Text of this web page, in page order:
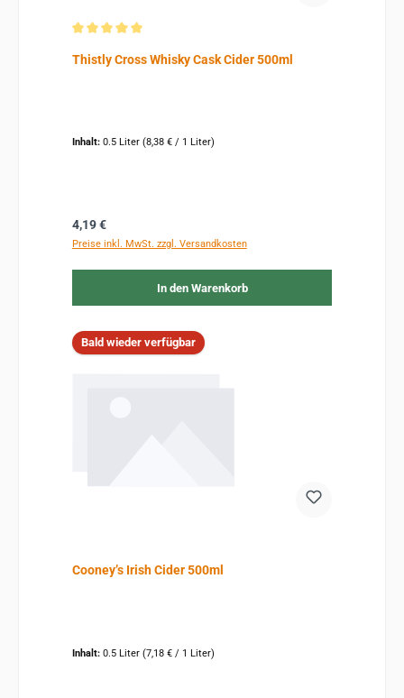
Thistly Cross Whisky Cask Cider 500ml
Inhalt: 0.5 Liter (8,38 € / 1 Liter)
Regulärer Preis:
4,19 €
Preise inkl. MwSt. zzgl. Versandkosten
In den Warenkorb
Bald wieder verfügbar
Cooney’s Irish Cider 500ml
Inhalt: 0.5 Liter (7,18 € / 1 Liter)